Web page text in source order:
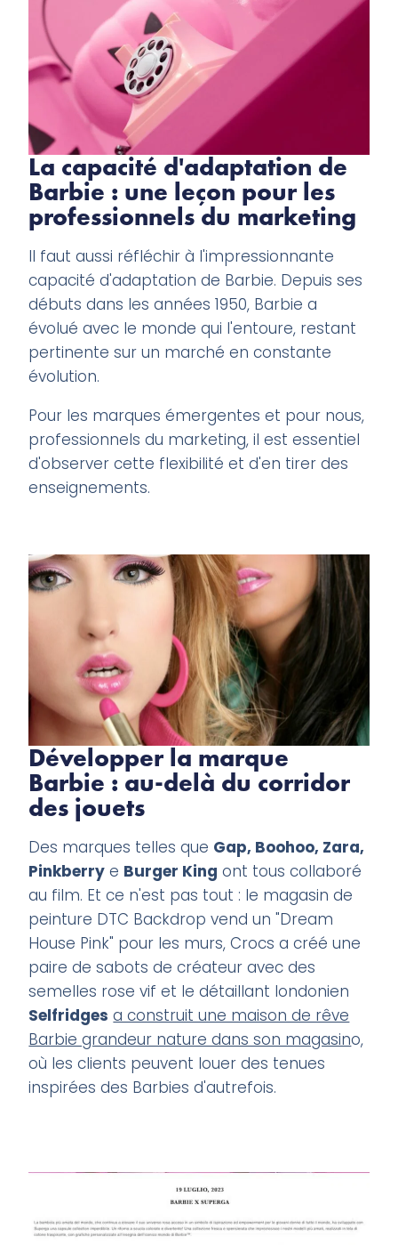
La capacité d'adaptation de
Barbie : une leçon pour les
professionnels du marketing
Il faut aussi réfléchir à l'impressionnante
capacité d'adaptation de Barbie. Depuis ses
débuts dans les années 1950, Barbie a
évolué avec le monde qui l'entoure, restant
pertinente sur un marché en constante
évolution.
Pour les marques émergentes et pour nous,
professionnels du marketing, il est essentiel
d'observer cette flexibilité et d'en tirer des
enseignements.
Développer la marque
Barbie : au-delà du corridor
des jouets
Des marques telles que Gap, Boohoo, Zara,
Pinkberry e Burger King ont tous collaboré
au film. Et ce n'est pas tout : le magasin de
peinture DTC Backdrop vend un "Dream
House Pink" pour les murs, Crocs a créé une
paire de sabots de créateur avec des
semelles rose vif et le détaillant londonien
Selfridges a construit une maison de rêve
Barbie grandeur nature dans son magasino,
où les clients peuvent louer des tenues
inspirées des Barbies d'autrefois.